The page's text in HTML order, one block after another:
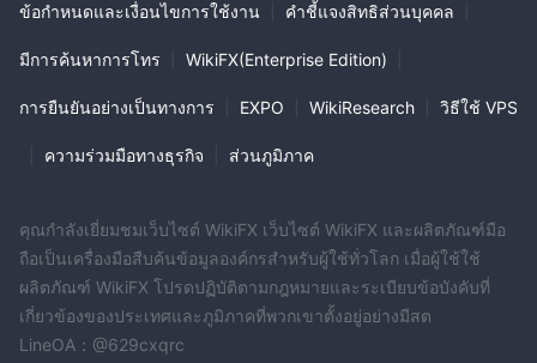
ข้อกำหนดและเงื่อนไขการใช้งาน คำชี้แจงสิทธิส่วนบุคคล
มีการค้นหาการโทร WikiFX(Enterprise Edition)
การยืนยันอย่างเป็นทางการ EXPO WikiResearch วิธีใช้ VPS
ความร่วมมือทางธุรกิจ ส่วนภูมิภาค
คุณกำลังเยี่ยมชมเว็บไซต์ WikiFX เว็บไซต์ WikiFX และผลิตภัณฑ์มือ
ถือเป็นเครื่องมือสืบค้นข้อมูลองค์กรสำหรับผู้ใช้ทั่วโลก เมื่อผู้ใช้ใช้
ผลิตภัณฑ์ WikiFX โปรดปฏิบัติตามกฎหมายและระเบียบข้อบังคับที่
เกี่ยวข้องของประเทศและภูมิภาคที่พวกเขาตั้งอยู่อย่างมีสต
LineOA：@629cxqrc